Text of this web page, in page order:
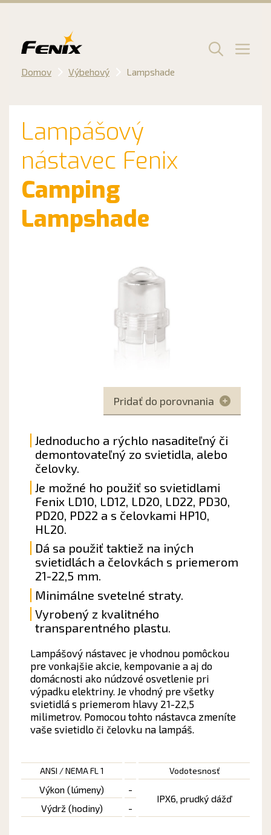
Menu
Domov Výbehový Lampshade
Lampášový
nástavec Fenix
Camping
Lampshade
Pridať do porovnania
Jednoducho a rýchlo nasaditeľný či
demontovateľný zo svietidla, alebo
čelovky.
Je možné ho použiť so svietidlami
Fenix LD10, LD12, LD20, LD22, PD30,
PD20, PD22 a s čelovkami HP10,
HL20.
Dá sa použiť taktiež na iných
svietidlách a čelovkách s priemerom
21-22,5 mm.
Minimálne svetelné straty.
Vyrobený z kvalitného
transparentného plastu.
Lampášový nástavec je vhodnou pomôckou
pre vonkajšie akcie, kempovanie a aj do
domácnosti ako núdzové osvetlenie pri
výpadku elektriny. Je vhodný pre všetky
svietidlá s priemerom hlavy 21-22,5
milimetrov. Pomocou tohto nástavca zmeníte
vaše svietidlo či čelovku na lampáš.
ANSI / NEMA FL 1 Vodotesnosť
Výkon (lúmeny) -
IPX6, prudký dážď
Výdrž (hodiny)
-